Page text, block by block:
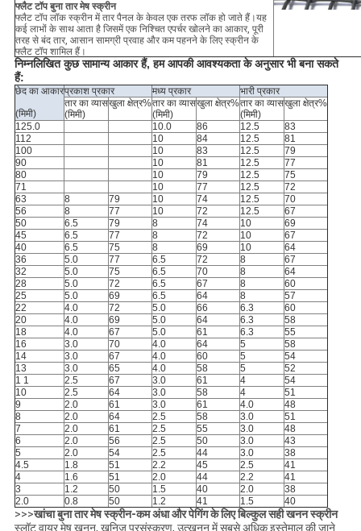
फ्लैट टॉप बुना तार मेष स्क्रीन
फ्लैट टॉप लॉक स्क्रीन में तार पैनल के केवल एक तरफ लॉक हो जाते हैं।यह
कई लाभों के साथ आता है जिसमें एक निश्चित एपर्चर खोलने का आकार, पूरी
तरह से बंद तार, आसान सामग्री प्रवाह और कम पहनने के लिए स्क्रीन के
फ्लैट टॉप शामिल हैं।
निम्नलिखित कुछ सामान्य आकार हैं, हम आपकी आवश्यकता के अनुसार भी बना सकते
हैं:
छेद का आकार
(मिमी)
प्रकाश प्रकार मध्य प्रकार
भारी प्रकार
तार का व्यास
(मिमी)
खुला क्षेत्र%तार का व्यास
(मिमी)
खुला क्षेत्र%तार का व्यास
(मिमी)
खुला क्षेत्र%
125.0 10.0 86 12.5
83
112
10 84 12.5
81
100
10 83 12.5
79
90
10 81 12.5
77
80
10 79 12.5
75
71
10 77 12.5
72
63
8 79 10 74 12.5
70
56
8 77 10 72 12.5
67
50
6.5 79 8 74 10
69
45
6.5 77 8 72 10
67
40
6.5 75 8 69 10
64
36
5.0 77 6.5 72 8
67
32
5.0 75 6.5 70 8
64
28
5.0 72 6.5 67 8
60
25
5.0 69 6.5 64 8
57
22
4.0 72 5.0 66 6.3
60
20
4.0 69 5.0 64 6.3
58
18
4.0 67 5.0 61 6.3
55
16
3.0 70 4.0 64 5
58
14
3.0 67 4.0 60 5
54
13
3.0 65 4.0 58 5
52
1 1
2.5 67 3.0 61 4
54
10
2.5 64 3.0 58 4
51
9
2.0 61 3.0 61 4.0
48
8
2.0 64 2.5 58 3.0
51
7
2.0 61 2.5 55 3.0
48
6
2.0 56 2.5 50 3.0
43
5
2.0 54 2.5 44 3.0
38
4.5
1.8 51 2.2 45 2.5
41
4
1.6 51 2.0 44 2.2
41
3
1.2 50 1.5 40 2.0
38
2.0
0.8 50 1.2 41 1.5 40
>>>खांचा बुना तार मेष स्क्रीन-कम अंधा और पेगिंग के लिए बिल्कुल सही खनन स्क्रीन
स्लॉट वायर मेष खनन, खनिज प्रसंस्करण, उत्खनन में सबसे अधिक इस्तेमाल की जाने